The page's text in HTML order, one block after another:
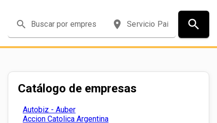
search place search
Catálogo de empresas
Autobiz - Auber
Accion Catolica Argentina